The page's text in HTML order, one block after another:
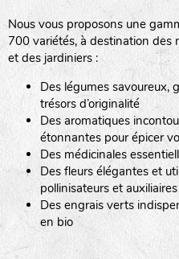
Nous vous proposons une
700 variétés, à destination des
et des jardiniers :
Des légumes savoureux,
trésors d’originalité
Des aromatiques
étonnantes pour épicer
Des médicinales
Des fleurs élégantes et
pollinisateurs et
Des engrais verts
en bio
tas de compost
fleurs
animaux